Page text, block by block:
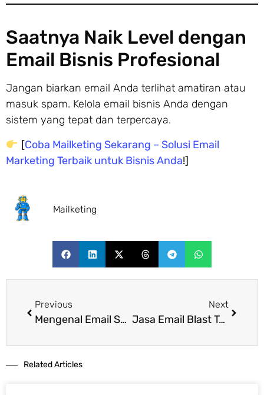
Saatnya Naik Level dengan
Email Bisnis Profesional
Jangan biarkan email Anda terlihat amatiran atau
masuk spam. Kelola email bisnis Anda dengan
sistem yang tepat dan terpercaya.
[Coba Mailketing Sekarang – Solusi Email
Marketing Terbaik untuk Bisnis Anda!]
Mailketing
Previous
Mengenal Email Sender: Kunci Keberhasilan Email Marketing Agar Tembus Inbox Pelanggan
Next
Jasa Email Blast Terbaik: Cara Kirim Ribuan Email Tanpa Masuk Folder Spam
Related Articles​